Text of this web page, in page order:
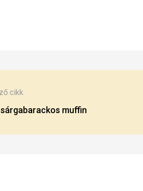
cikk
muffin